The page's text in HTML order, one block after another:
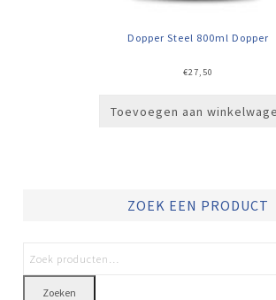
Dopper Steel 800ml Dopper
€27,50
Toevoegen aan
ZOEK EEN PRODUCT
Zoeken